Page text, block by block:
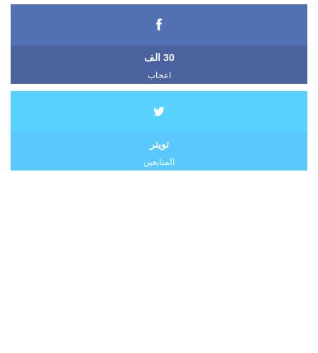
30 الف
اعجاب
تويتر
المتابعين